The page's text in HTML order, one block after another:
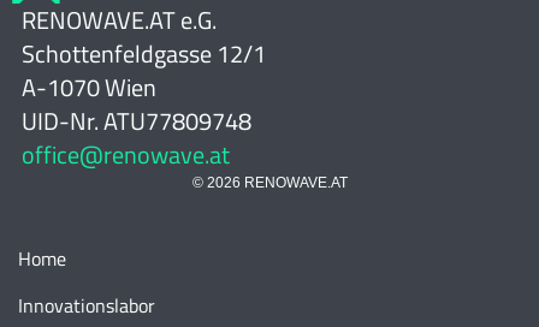
RENOWAVE.AT e.G.
Schottenfeldgasse 12/1
A-1070 Wien
UID-Nr. ATU77809748
office@renowave.at
© 2026 RENOWAVE.AT
Home
Innovationslabor